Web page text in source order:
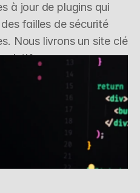
à jour de plugins qui
failles de sécurité
Nous livrons un site clé